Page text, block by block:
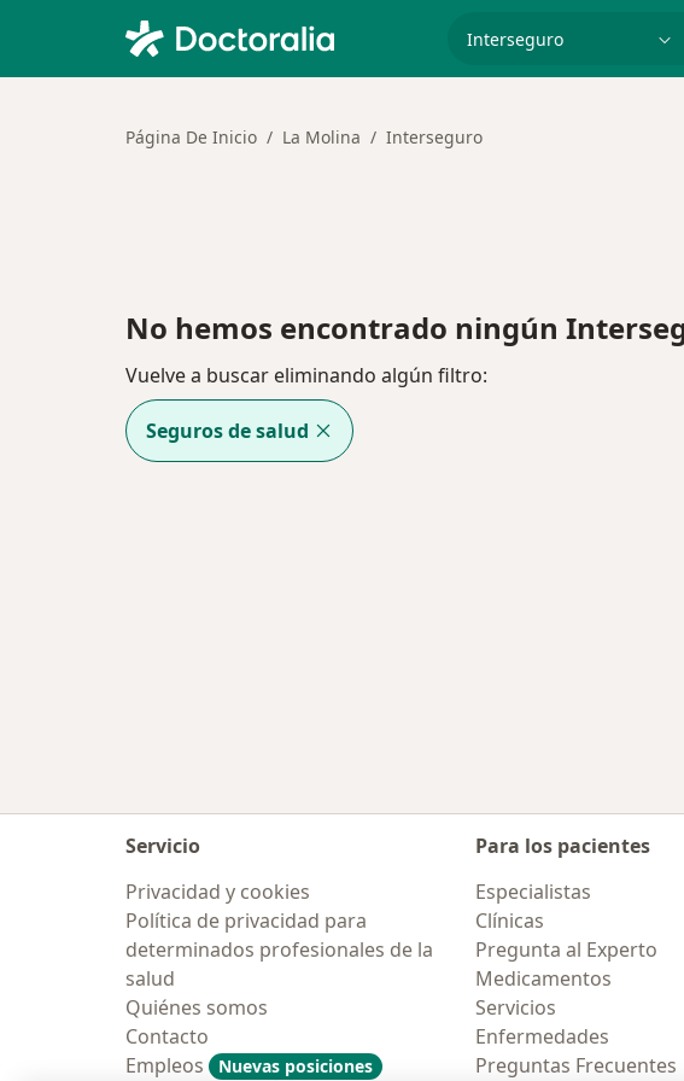
Página De Inicio La Molina Interseguro
No hemos encontrado ningún
Vuelve a buscar eliminando algún filtro:
Seguros de salud
Servicio
Privacidad y cookies
Política de privacidad para
determinados profesionales de la
salud
Quiénes somos
Contacto
Empleos
Nuevas posiciones
Para los pacientes
Especialistas
Clínicas
Pregunta al Experto
Medicamentos
Servicios
Enfermedades
Preguntas Frecuentes